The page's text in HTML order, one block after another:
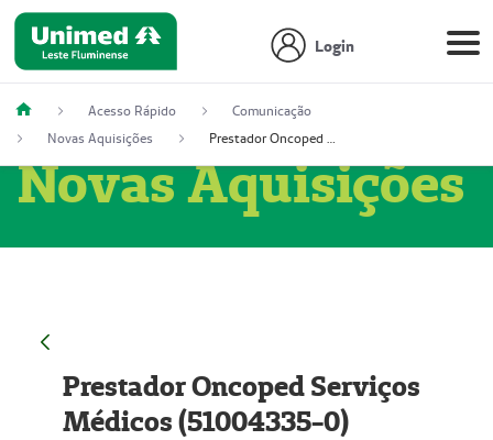
Login
Acesso Rápido
Comunicação
Novas Aquisições
Prestador Oncoped Serviços Médicos (51004335-0)
Novas Aquisições
Prestador Oncoped Serviços
Médicos (51004335-0)